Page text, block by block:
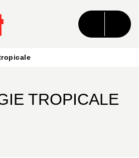
CONTENU
TROPICALE